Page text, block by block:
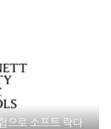
으로 소프트 락다